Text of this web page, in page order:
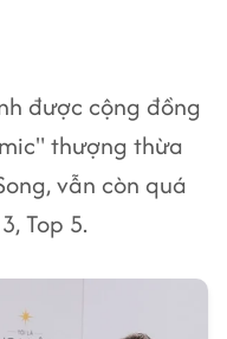
được cộng đồng
thượng thừa
vẫn còn quá
Top 5.